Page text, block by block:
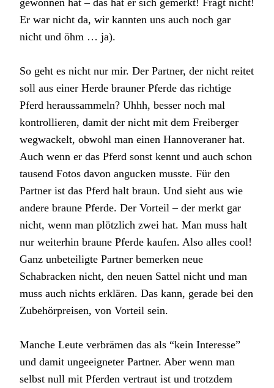
Er war nicht da, wir kannten uns auch noch gar
nicht und öhm … ja).
So geht es nicht nur mir. Der Partner, der nicht reitet
soll aus einer Herde brauner Pferde das richtige
Pferd heraussammeln? Uhhh, besser noch mal
kontrollieren, damit der nicht mit dem Freiberger
wegwackelt, obwohl man einen Hannoveraner hat.
Auch wenn er das Pferd sonst kennt und auch schon
tausend Fotos davon angucken musste. Für den
Partner ist das Pferd halt braun. Und sieht aus wie
andere braune Pferde. Der Vorteil – der merkt gar
nicht, wenn man plötzlich zwei hat. Man muss halt
nur weiterhin braune Pferde kaufen. Also alles cool!
Ganz unbeteiligte Partner bemerken neue
Schabracken nicht, den neuen Sattel nicht und man
muss auch nichts erklären. Das kann, gerade bei den
Zubehörpreisen, von Vorteil sein.
Manche Leute verbrämen das als “kein Interesse”
und damit ungeeigneter Partner. Aber wenn man
selbst null mit Pferden vertraut ist und trotzdem